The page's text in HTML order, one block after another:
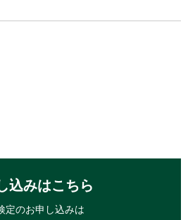
込みはこちら
定のお申し込みは